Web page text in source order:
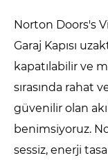
Norton Doors's
Garaj Kapısı
kapatılabilir ve
sırasında rahat
güvenilir olan
benimsiyoruz.
sessiz, enerji